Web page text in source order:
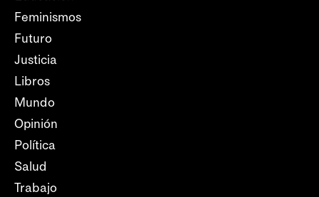
Feminismos
Futuro
Justicia
Libros
Mundo
Opinión
Política
Salud
Trabajo